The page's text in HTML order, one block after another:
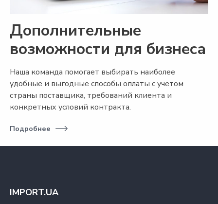
Дополнительные
возможности для бизнеса
Наша команда помогает выбирать наиболее
удобные и выгодные способы оплаты с учетом
страны поставщика, требований клиента и
конкретных условий контракта.
Подробнее
IMPORT.UA